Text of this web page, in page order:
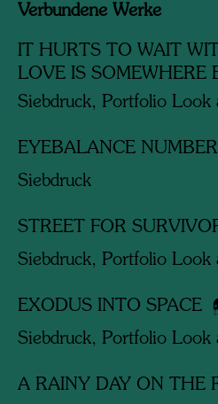
Verbundene Werke
IT HURTS TO WAIT
LOVE IS SOMEWHERE
Siebdruck, Portfolio
EYEBALANCE
Siebdruck
STREET FOR
Siebdruck, Portfolio
EXODUS INTO SPACE
Siebdruck, Portfolio
A RAINY DAY ON THE